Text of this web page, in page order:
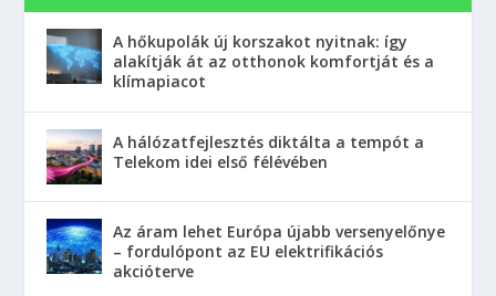
A hőkupolák új korszakot nyitnak: így
alakítják át az otthonok komfortját és a
klímapiacot
A hálózatfejlesztés diktálta a tempót a
Telekom idei első félévében
Az áram lehet Európa újabb versenyelőnye
– fordulópont az EU elektrifikációs
akcióterve